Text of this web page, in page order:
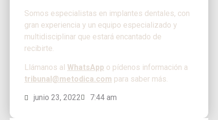
Somos especialistas en implantes dentales, con
gran experiencia y un equipo especializado y
multidisciplinar que estará encantado de
recibirte.
Llámanos al WhatsApp o pídenos información a
tribunal@metodica.com para saber más.
junio 23, 2022 7:44 am